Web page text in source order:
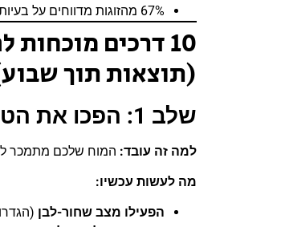
67% מהזוגות מדווחים על בעיות במערכת יחסים בגלל שימוש יתר בטלפון
10 דרכים
(תוצאות תוך
שלב 1: הפכו את הטלפון לפחות מושך
למה זה עובד: המוח שלכם מתמכר
מה לעשות עכשיו:
הפעילו מצב שחור-לבן